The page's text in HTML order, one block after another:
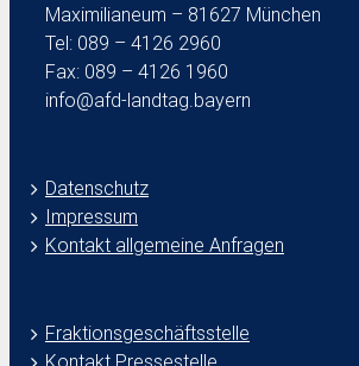
Maximilianeum – 81627 München
Tel: 089 – 4126 2960
Fax: 089 – 4126 1960
info@afd-landtag.bayern
Datenschutz
Impressum
Kontakt allgemeine Anfragen
Fraktionsgeschäftsstelle